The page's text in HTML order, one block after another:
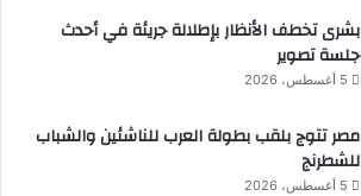
بشرى تخطف الأنظار بإطلالة جريئة في أحدث
جلسة تصوير
5 أغسطس، 2026
مصر تتوج بلقب بطولة العرب للناشئين والشباب
للشطرنج
5 أغسطس، 2026